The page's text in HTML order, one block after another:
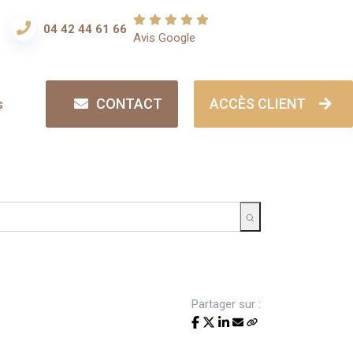
04 42 44 61 66
Avis Google
ACCÈS CLIENT
CONTACT
Partager sur :